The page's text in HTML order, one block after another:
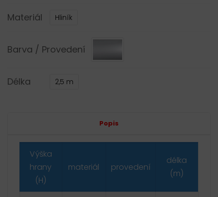
Materiál Hliník
Barva / Provedení
Délka 2,5 m
Popis
Výška
hrany
(H)
materiál provedení
délka
(m)